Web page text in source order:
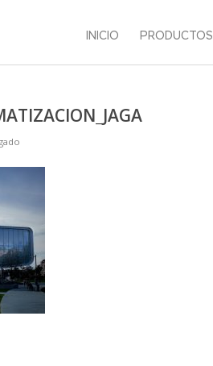
INICIO PRODUCTOS